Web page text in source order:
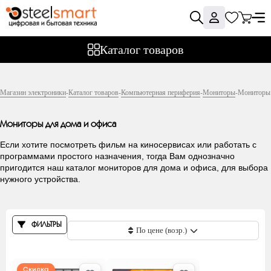
Каталог товаров
Магазин электроники-Каталог товаров-Компьютерная периферия-Мониторы-Мониторы
Мониторы для дома и офиса
Если хотите посмотреть фильм на киносервисах или работать с
программами простого назначения, тогда Вам однозначно
пригодится наш каталог мониторов для дома и офиса, для выбора
нужного устройства.
ФИЛЬТРЫ
Фильтры
Acer
Aiwa
Asus
По цене (возр.)
Скидка